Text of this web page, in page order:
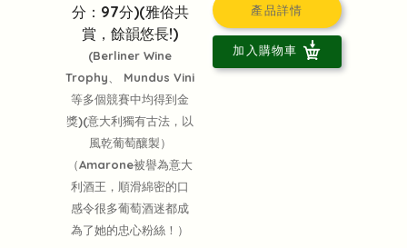
分：97分)(雅俗共
賞，餘韻悠長!)
(Berliner Wine
Trophy、 Mundus Vini
等多個競賽中均得到金
獎)(意大利獨有古法，以
風乾葡萄釀製）
（Amarone被譽為意大
利酒王，順滑綿密的口
感令很多葡萄酒迷都成
為了她的忠心粉絲！）
產品詳情
加入購物車